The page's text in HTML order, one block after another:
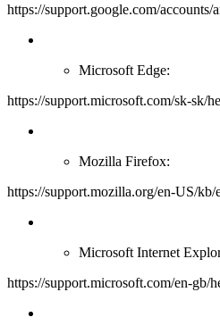
https://support.google.com/
Microsoft Edge:
https://support.microsoft.com/sk-sk/
Mozilla Firefox:
https://support.mozilla.org/en-US/kb/
Microsoft Internet
https://support.microsoft.com/en-gb/